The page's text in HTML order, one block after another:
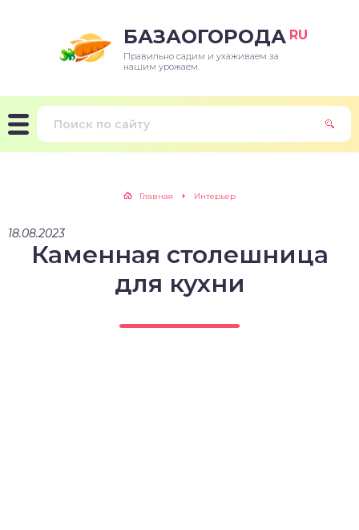
БАЗАОГОРОДА RU
Правильно садим и ухаживаем за
нашим урожаем.
Главная Интерьер
18.08.2023
Каменная столешница
для кухни